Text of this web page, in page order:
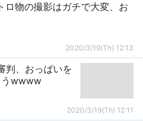
ロ物の撮影はガチで大変、お
2020/3/19(Th) 12:13
判、おっぱいを
うwwww
2020/3/19(Th) 12:11